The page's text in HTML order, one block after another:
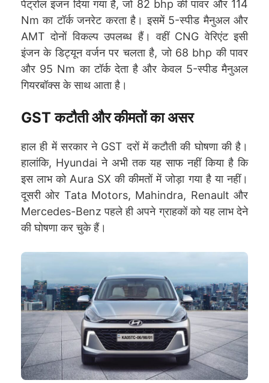
पेट्रोल इंजन दिया गया है, जो 82 bhp की पावर और 114
Nm का टॉर्क जनरेट करता है। इसमें 5-स्पीड मैनुअल और
AMT दोनों विकल्प उपलब्ध हैं। वहीं CNG वेरिएंट इसी
इंजन के डिट्यून वर्जन पर चलता है, जो 68 bhp की पावर
और 95 Nm का टॉर्क देता है और केवल 5-स्पीड मैनुअल
गियरबॉक्स के साथ आता है।
GST कटौती और कीमतों का असर
हाल ही में सरकार ने GST दरों में कटौती की घोषणा की है।
हालांकि, Hyundai ने अभी तक यह साफ नहीं किया है कि
इस लाभ को Aura SX की कीमतों में जोड़ा गया है या नहीं।
दूसरी ओर Tata Motors, Mahindra, Renault और
Mercedes-Benz पहले ही अपने ग्राहकों को यह लाभ देने
की घोषणा कर चुके हैं।